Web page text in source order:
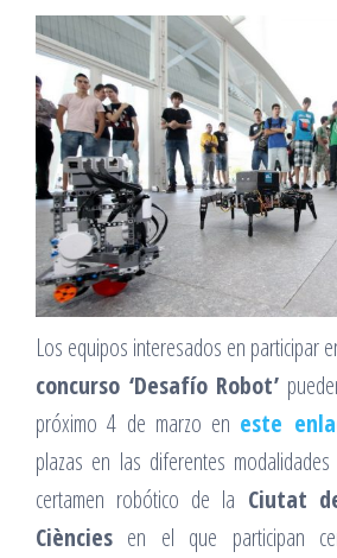
Los equipos interesados en participar
concurso ‘Desafío Robot’
próximo 4 de marzo en este
plazas en las diferentes
certamen robótico de la Ciutat
Ciències en el que participan